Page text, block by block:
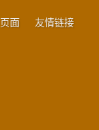
页面 友情链接